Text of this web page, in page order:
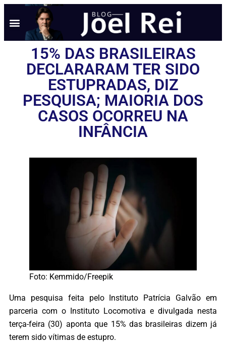
15% DAS BRASILEIRAS
DECLARARAM TER SIDO
ESTUPRADAS, DIZ
PESQUISA; MAIORIA DOS
CASOS OCORREU NA
INFÂNCIA
Foto: Kemmido/Freepik
Uma pesquisa feita pelo Instituto Patrícia Galvão em
parceria com o Instituto Locomotiva e divulgada nesta
terça-feira (30) aponta que 15% das brasileiras dizem já
terem sido vítimas de estupro.